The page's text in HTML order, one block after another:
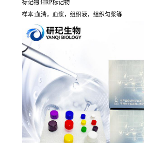
标记物:HRP标记物
样本:血清，血浆，组织液，组织匀浆等